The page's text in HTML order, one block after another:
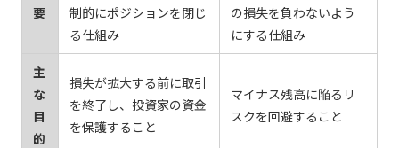
要
制的にポジションを閉じ
る仕組み
の損失を負わないよう
にする仕組み
主
な
目
的
損失が拡大する前に取引
を終了し、投資家の資金
を保護すること
マイナス残高に陥るリ
スクを回避すること